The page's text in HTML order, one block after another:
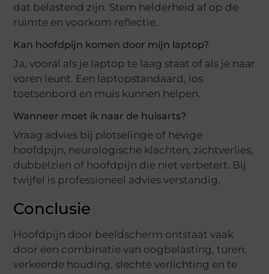
dat belastend zijn. Stem helderheid af op de
ruimte en voorkom reflectie.
Kan hoofdpijn komen door mijn laptop?
Ja, vooral als je laptop te laag staat of als je naar
voren leunt. Een laptopstandaard, los
toetsenbord en muis kunnen helpen.
Wanneer moet ik naar de huisarts?
Vraag advies bij plotselinge of hevige
hoofdpijn, neurologische klachten, zichtverlies,
dubbelzien of hoofdpijn die niet verbetert. Bij
twijfel is professioneel advies verstandig.
Conclusie
Hoofdpijn door beeldscherm ontstaat vaak
door een combinatie van oogbelasting, turen,
verkeerde houding, slechte verlichting en te